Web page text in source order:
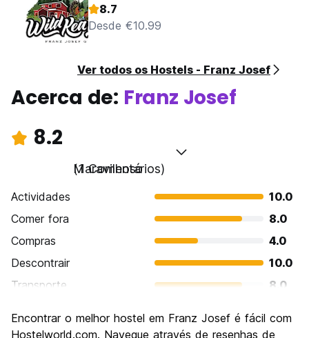
8.7
Desde €10.99
Ver todos os Hostels - Franz Josef
Acerca de: Franz Josef
8.2
Maravilhoso
(1 Comentários)
Actividades
10.0
Comer fora
8.0
Compras
4.0
Descontrair
10.0
Transporte
8.0
Cultura
6.0
Encontrar o melhor hostel em Franz Josef é fácil com
Hostelworld.com. Navegue através de resenhas de